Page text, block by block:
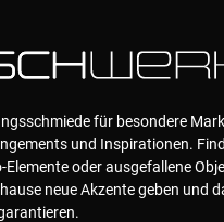
für besondere
und Inspirationen.
Elemente oder ausgefallene
neue Akzente geben und